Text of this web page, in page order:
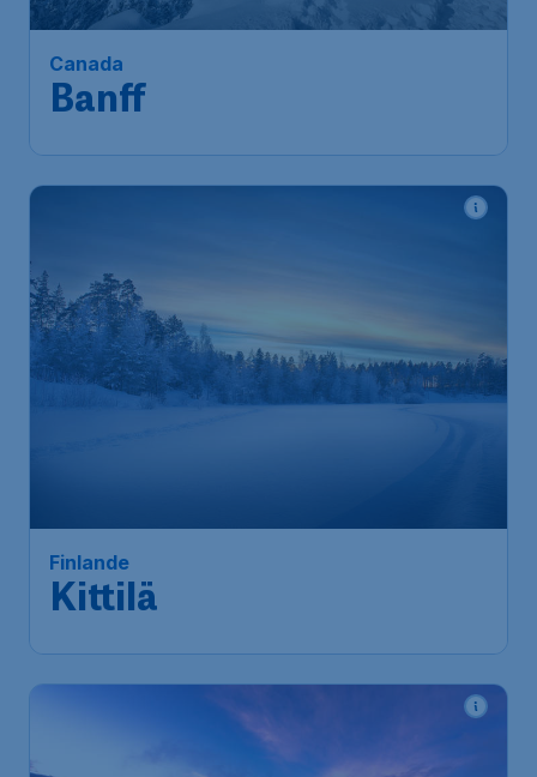
Canada
Banff
Finlande
Kittilä